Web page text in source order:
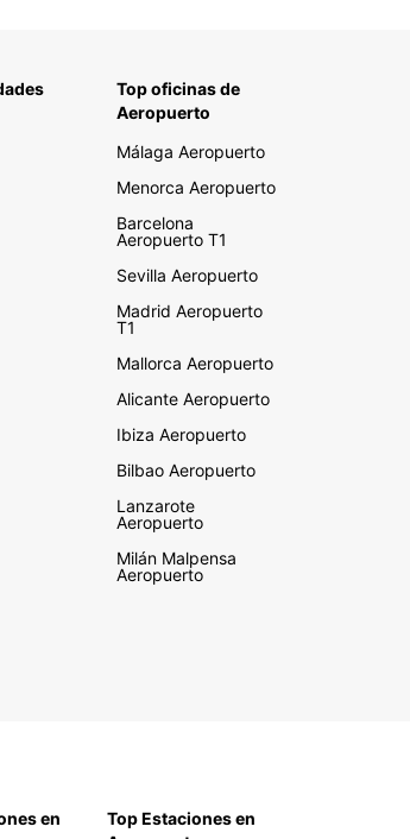
Top oficinas de
Aeropuerto
Málaga Aeropuerto
Menorca Aeropuerto
Barcelona
Aeropuerto T1
Sevilla Aeropuerto
Madrid Aeropuerto
T1
Mallorca Aeropuerto
Alicante Aeropuerto
Ibiza Aeropuerto
Bilbao Aeropuerto
Lanzarote
Aeropuerto
Milán Malpensa
Aeropuerto
en
Top Estaciones en